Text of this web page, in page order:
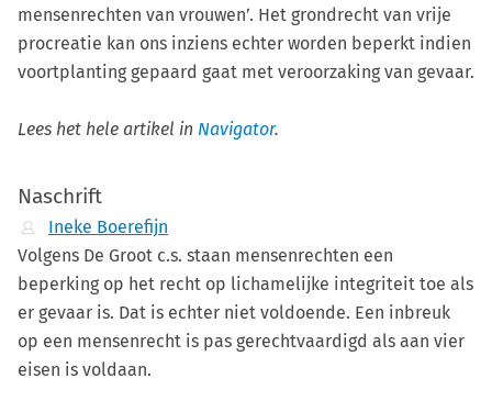
mensenrechten van vrouwen’. Het grondrecht van vrije
procreatie kan ons inziens echter worden beperkt indien
voortplanting gepaard gaat met veroorzaking van gevaar.
Lees het hele artikel in Navigator.
Naschrift
Ineke Boerefijn
Volgens De Groot c.s. staan mensenrechten een
beperking op het recht op lichamelijke integriteit toe als
er gevaar is. Dat is echter niet voldoende. Een inbreuk
op een mensenrecht is pas gerechtvaardigd als aan vier
eisen is voldaan.